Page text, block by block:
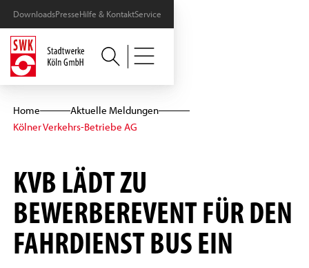
DownloadsPresseHilfe & KontaktService
Home
Aktuelle Meldungen
Kölner Verkehrs-Betriebe AG
KVB LÄDT ZU
BEWERBEREVENT FÜR DEN
FAHRDIENST BUS EIN